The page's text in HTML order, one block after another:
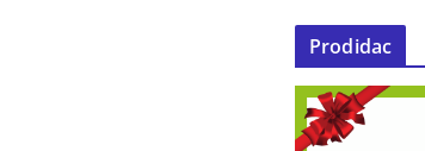
Prodidac